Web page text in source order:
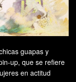
guapas y
up, que se refiere
en actitud